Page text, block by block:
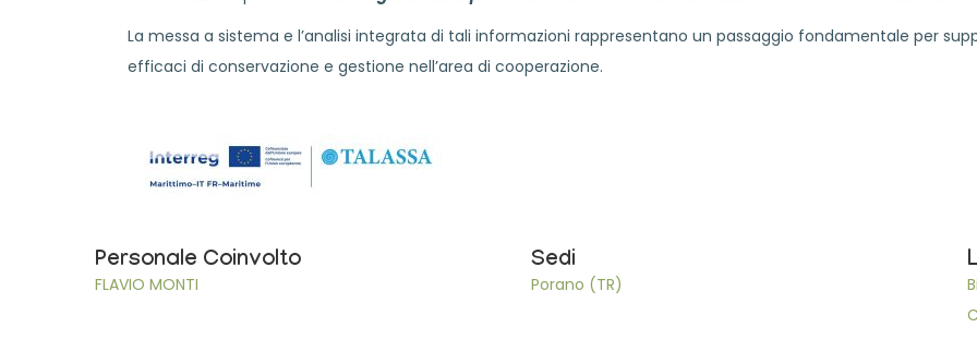
La messa a sistema e l’analisi integrata di tali informazioni rappresentano un passaggio fondamentale per
efficaci di conservazione e gestione nell’area di cooperazione.
Personale Coinvolto
FLAVIO MONTI
Sedi
Porano (TR)